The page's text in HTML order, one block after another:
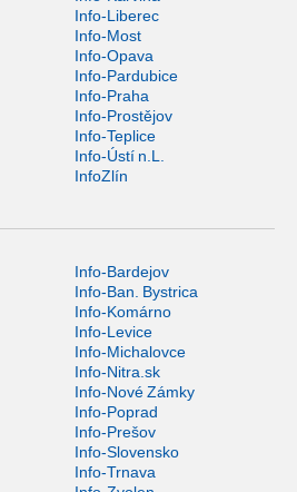
Info-Liberec
Info-Most
Info-Opava
Info-Pardubice
Info-Praha
Info-Prostějov
Info-Teplice
Info-Ústí n.L.
InfoZlín
Info-Bardejov
Info-Ban. Bystrica
Info-Komárno
Info-Levice
Info-Michalovce
Info-Nitra.sk
Info-Nové Zámky
Info-Poprad
Info-Prešov
Info-Slovensko
Info-Trnava